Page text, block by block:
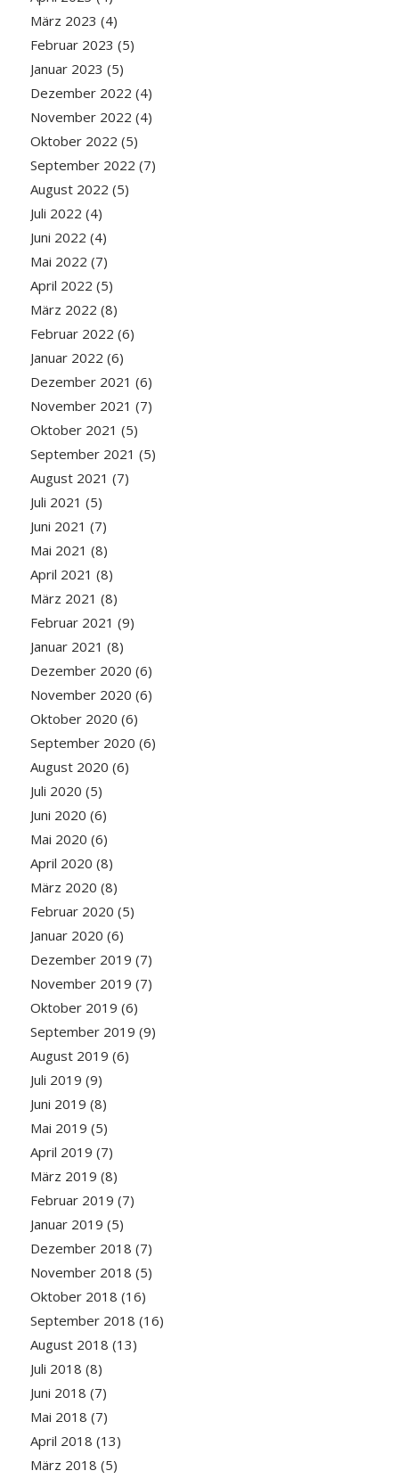
März 2023 (4)
Februar 2023 (5)
Januar 2023 (5)
Dezember 2022 (4)
November 2022 (4)
Oktober 2022 (5)
September 2022 (7)
August 2022 (5)
Juli 2022 (4)
Juni 2022 (4)
Mai 2022 (7)
April 2022 (5)
März 2022 (8)
Februar 2022 (6)
Januar 2022 (6)
Dezember 2021 (6)
November 2021 (7)
Oktober 2021 (5)
September 2021 (5)
August 2021 (7)
Juli 2021 (5)
Juni 2021 (7)
Mai 2021 (8)
April 2021 (8)
März 2021 (8)
Februar 2021 (9)
Januar 2021 (8)
Dezember 2020 (6)
November 2020 (6)
Oktober 2020 (6)
September 2020 (6)
August 2020 (6)
Juli 2020 (5)
Juni 2020 (6)
Mai 2020 (6)
April 2020 (8)
März 2020 (8)
Februar 2020 (5)
Januar 2020 (6)
Dezember 2019 (7)
November 2019 (7)
Oktober 2019 (6)
September 2019 (9)
August 2019 (6)
Juli 2019 (9)
Juni 2019 (8)
Mai 2019 (5)
April 2019 (7)
März 2019 (8)
Februar 2019 (7)
Januar 2019 (5)
Dezember 2018 (7)
November 2018 (5)
Oktober 2018 (16)
September 2018 (16)
August 2018 (13)
Juli 2018 (8)
Juni 2018 (7)
Mai 2018 (7)
April 2018 (13)
März 2018 (5)